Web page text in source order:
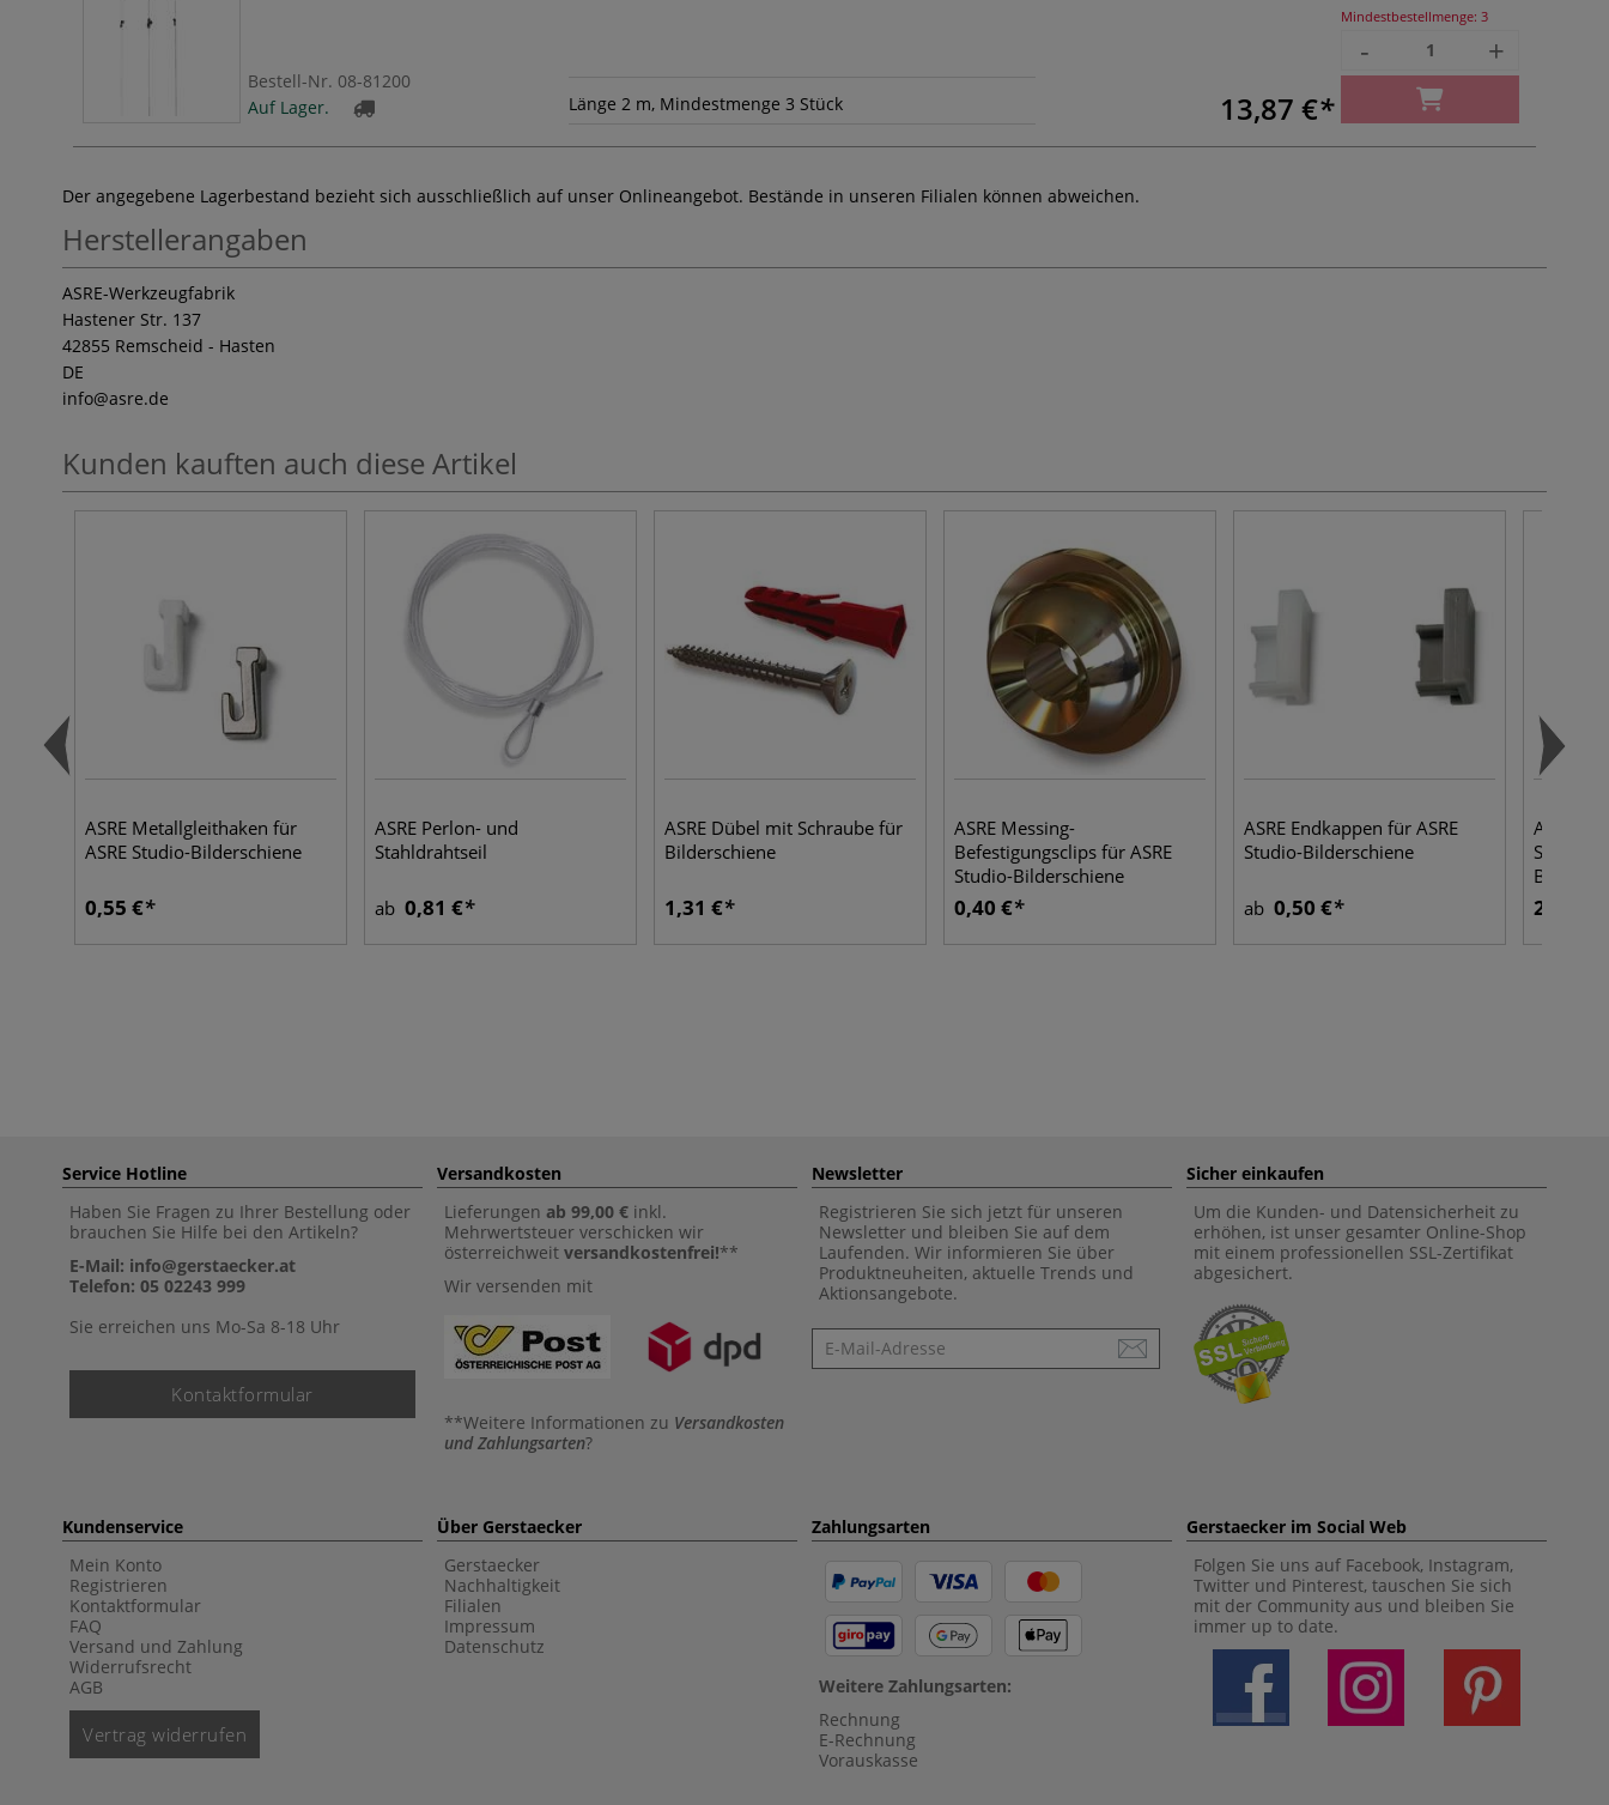
Bestell-Nr. 08-81200
Auf Lager.
Länge 2 m, Mindestmenge 3 Stück 13,87 €
Mindestbestellmenge: 3
- +
Der angegebene Lagerbestand bezieht sich ausschließlich auf unser Onlineangebot. Bestände in unseren Filialen können abweichen.
Herstellerangaben
ASRE-Werkzeugfabrik
Hastener Str. 137
42855 Remscheid - Hasten
DE
info@asre.de
Kunden kauften auch diese Artikel
ASRE Metallgleithaken für
ASRE Studio-Bilderschiene
0,55 €
ASRE Perlon- und
Stahldrahtseil
ab 0,81 €
ASRE Dübel mit Schraube für
Bilderschiene
1,31 €
ASRE Messing-
Befestigungsclips für ASRE
Studio-Bilderschiene
0,40 €
ASRE Endkappen für ASRE
Studio-Bilderschiene
ab 0,50 €
ASRE
2,22 €
Service Hotline
Haben Sie Fragen zu Ihrer Bestellung oder
brauchen Sie Hilfe bei den Artikeln?
E-Mail: info@gerstaecker.at
Telefon: 05 02243 999
Sie erreichen uns Mo-Sa 8-18 Uhr
Kontaktformular
Versandkosten
Lieferungen ab 99,00 € inkl.
Mehrwertsteuer verschicken wir
österreichweit versandkostenfrei!**
Wir versenden mit
**Weitere Informationen zu Versandkosten
und Zahlungsarten?
Newsletter
Registrieren Sie sich jetzt für unseren
Newsletter und bleiben Sie auf dem
Laufenden. Wir informieren Sie über
Produktneuheiten, aktuelle Trends und
Aktionsangebote.
Newsletter
Sicher einkaufen
Um die Kunden- und Datensicherheit zu
erhöhen, ist unser gesamter Online-Shop
mit einem professionellen SSL-Zertifikat
abgesichert.
Kundenservice
Mein Konto
Registrieren
Kontaktformular
FAQ
Versand und Zahlung
Widerrufsrecht
AGB
Vertrag widerrufen
Über Gerstaecker
Gerstaecker
Nachhaltigkeit
Filialen
Impressum
Datenschutz
Zahlungsarten
Weitere Zahlungsarten:
Rechnung
E-Rechnung
Vorauskasse
Gerstaecker im Social Web
Folgen Sie uns auf Facebook, Instagram,
Twitter und Pinterest, tauschen Sie sich
mit der Community aus und bleiben Sie
immer up to date.